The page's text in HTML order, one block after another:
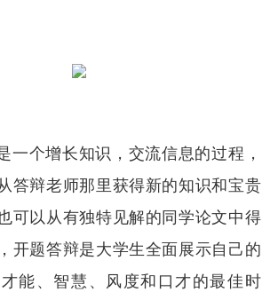
一个增长知识，交流信息的过程，
答辩老师那里获得新的知识和宝贵
可以从有独特见解的同学论文中得
开题答辩是大学生全面展示自己的
能、智慧、风度和口才的最佳时